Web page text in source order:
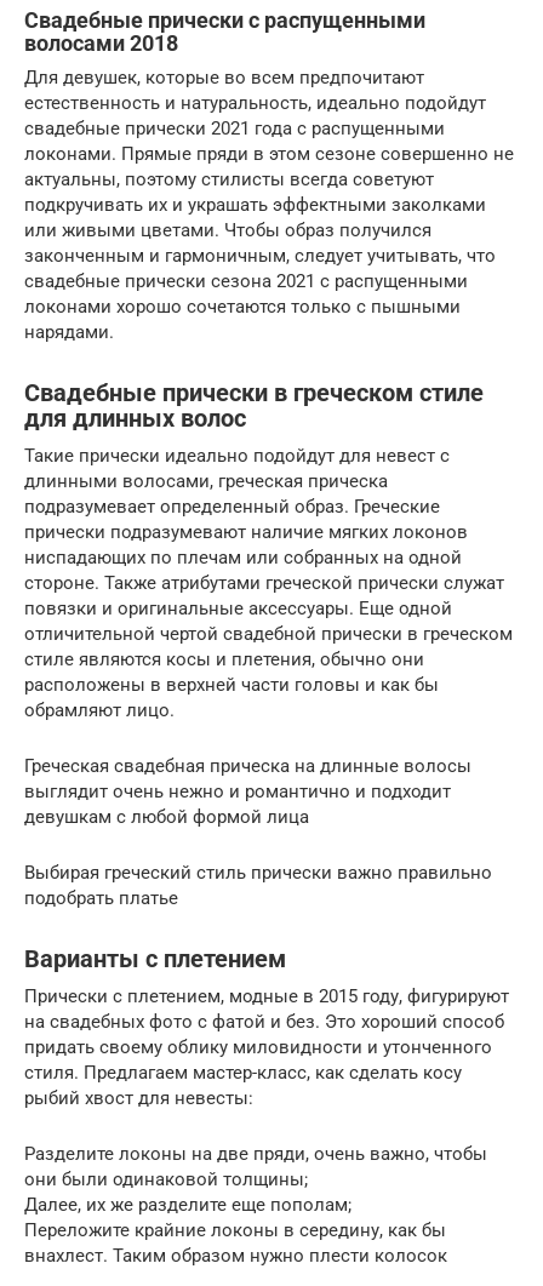
Свадебные прически с распущенными
волосами 2018
Для девушек, которые во всем предпочитают
естественность и натуральность, идеально подойдут
свадебные прически 2021 года с распущенными
локонами. Прямые пряди в этом сезоне совершенно не
актуальны, поэтому стилисты всегда советуют
подкручивать их и украшать эффектными заколками
или живыми цветами. Чтобы образ получился
законченным и гармоничным, следует учитывать, что
свадебные прически сезона 2021 с распущенными
локонами хорошо сочетаются только с пышными
нарядами.
Свадебные прически в греческом стиле
для длинных волос
Такие прически идеально подойдут для невест с
длинными волосами, греческая прическа
подразумевает определенный образ. Греческие
прически подразумевают наличие мягких локонов
ниспадающих по плечам или собранных на одной
стороне. Также атрибутами греческой прически служат
повязки и оригинальные аксессуары. Еще одной
отличительной чертой свадебной прически в греческом
стиле являются косы и плетения, обычно они
расположены в верхней части головы и как бы
обрамляют лицо.
Греческая свадебная прическа на длинные волосы
выглядит очень нежно и романтично и подходит
девушкам с любой формой лица
Выбирая греческий стиль прически важно правильно
подобрать платье
Варианты с плетением
Прически с плетением, модные в 2015 году, фигурируют
на свадебных фото с фатой и без. Это хороший способ
придать своему облику миловидности и утонченного
стиля. Предлагаем мастер-класс, как сделать косу
рыбий хвост для невесты:
Разделите локоны на две пряди, очень важно, чтобы
они были одинаковой толщины;
Далее, их же разделите еще пополам;
Переложите крайние локоны в середину, как бы
внахлест. Таким образом нужно плести колосок